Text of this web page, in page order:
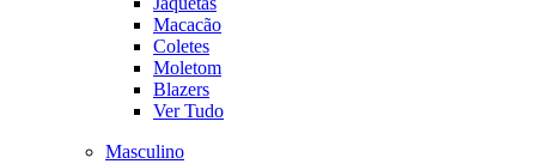
Macacão
Coletes
Moletom
Blazers
Ver Tudo
Masculino